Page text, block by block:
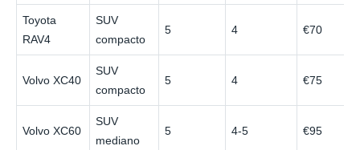
Toyota
RAV4
SUV
compacto
5 4 €70
Volvo XC40
SUV
compacto
5 4 €75
Volvo XC60
SUV
mediano
5 4-5 €95